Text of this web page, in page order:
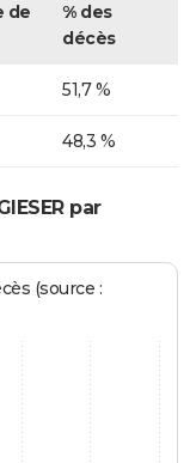
de
% des
décès
51,7 %
48,3 %
par
(source :